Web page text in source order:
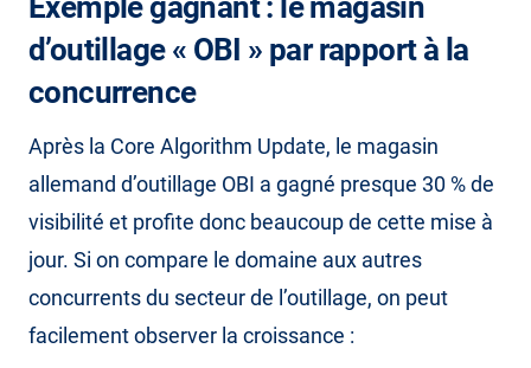
Exemple gagnant : le magasin
d’outillage « OBI » par rapport à la
concurrence
Après la Core Algorithm Update, le magasin
allemand d’outillage OBI a gagné presque 30 % de
visibilité et profite donc beaucoup de cette mise à
jour. Si on compare le domaine aux autres
concurrents du secteur de l’outillage, on peut
facilement observer la croissance :